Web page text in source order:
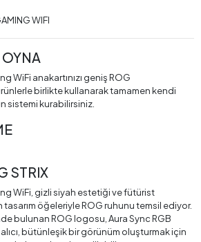
OYNA
WiFi anakartınızı geniş ROG
birlikte kullanarak tamamen kendi
sistemi kurabilirsiniz.
STRIX
WiFi, gizli siyah estetiği ve fütürist
öğeleriyle ROG ruhunu temsil ediyor.
bulunan ROG logosu, Aura Sync RGB
bütünleşik bir görünüm oluşturmak için